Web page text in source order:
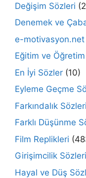
Değişim Sözleri
Denemek ve
e-motivasyon.net
Eğitim ve
En İyi Sözler (10)
Eyleme Geçme
Farkındalık Sözleri
Farklı Düşünme
Film Replikleri
Girişimcilik Sözleri
Hayal ve Düş